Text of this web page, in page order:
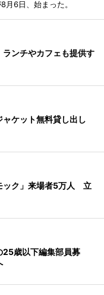
月6日、始まった。
ンチやカフェも提供す
ャケット無料貸し出し
ック」来場者5万人 立
25歳以下編集部員募